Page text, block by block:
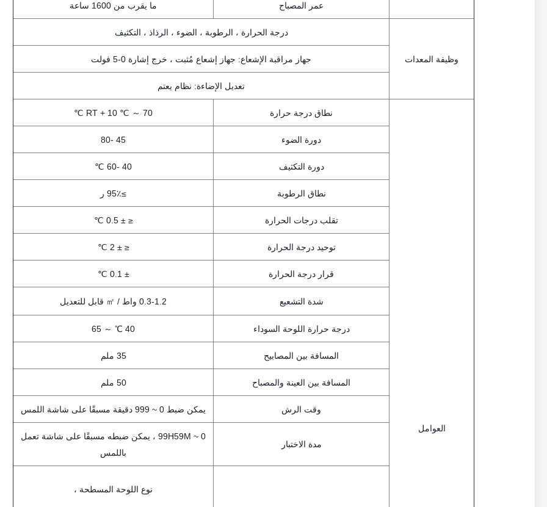
عمر المصباح ما يقرب من 1600 ساعة
وظيفة المعدات
درجة الحرارة ، الرطوبة ، الضوء ، الرذاذ ، التكثيف
جهاز مراقبة الإشعاع: جهاز إشعاع مُثبت ، خرج إشارة 0-5 فولت
تعديل الإضاءة: نظام يعتم
العوامل
نطاق درجة حرارة RT + 10 ℃ ～ 70 ℃
دورة الضوء 45 -80
دورة التكثيف 40 -60 ℃
نطاق الرطوبة ≥95٪ ر
تقلب درجات الحرارة ≤ ± 0.5 ℃
توحيد درجة الحرارة ≤ ± 2 ℃
قرار درجة الحرارة ± 0.1 ℃
شدة التشعيع 0.3-1.2 واط / ㎡ قابل للتعديل
درجة حرارة اللوحة السوداء 40 ℃ ～ 65
المسافة بين المصابيح 35 ملم
المسافة بين العينة والمصباح 50 ملم
وقت الرش يمكن ضبط 0 ~ 999 دقيقة مسبقًا على شاشة اللمس
مدة الاختبار
0 ~ 99H59M ، يمكن ضبطه مسبقًا على شاشة تعمل
باللمس
نوع اللوحة المسطحة ،